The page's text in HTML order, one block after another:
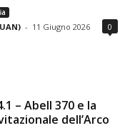
- 11 Giugno 2026 0
– Abell 370 e la
dell’Arco